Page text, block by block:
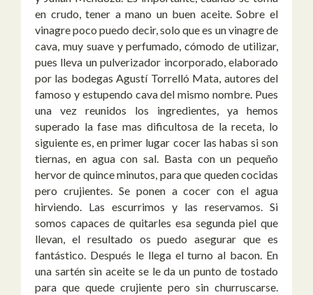
en crudo, tener a mano un buen aceite. Sobre el
vinagre poco puedo decir, solo que es un vinagre de
cava, muy suave y perfumado, cómodo de utilizar,
pues lleva un pulverizador incorporado, elaborado
por las bodegas Agustí Torrelló Mata, autores del
famoso y estupendo cava del mismo nombre. Pues
una vez reunidos los ingredientes, ya hemos
superado la fase mas dificultosa de la receta, lo
siguiente es, en primer lugar cocer las habas si son
tiernas, en agua con sal. Basta con un pequeño
hervor de quince minutos, para que queden cocidas
pero crujientes. Se ponen a cocer con el agua
hirviendo. Las escurrimos y las reservamos. Si
somos capaces de quitarles esa segunda piel que
llevan, el resultado os puedo asegurar que es
fantástico. Después le llega el turno al bacon. En
una sartén sin aceite se le da un punto de tostado
para que quede crujiente pero sin churruscarse.